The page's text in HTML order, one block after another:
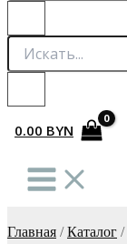
Поиск
товаров
0.00 BYN
Главная /Каталог /